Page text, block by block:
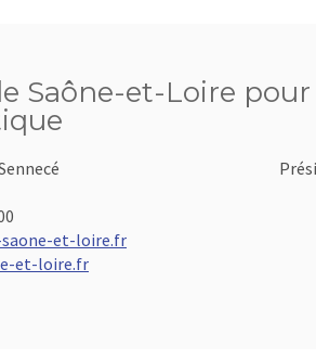
Saône-et-Loire
et-loire.fr
et-loire.fr